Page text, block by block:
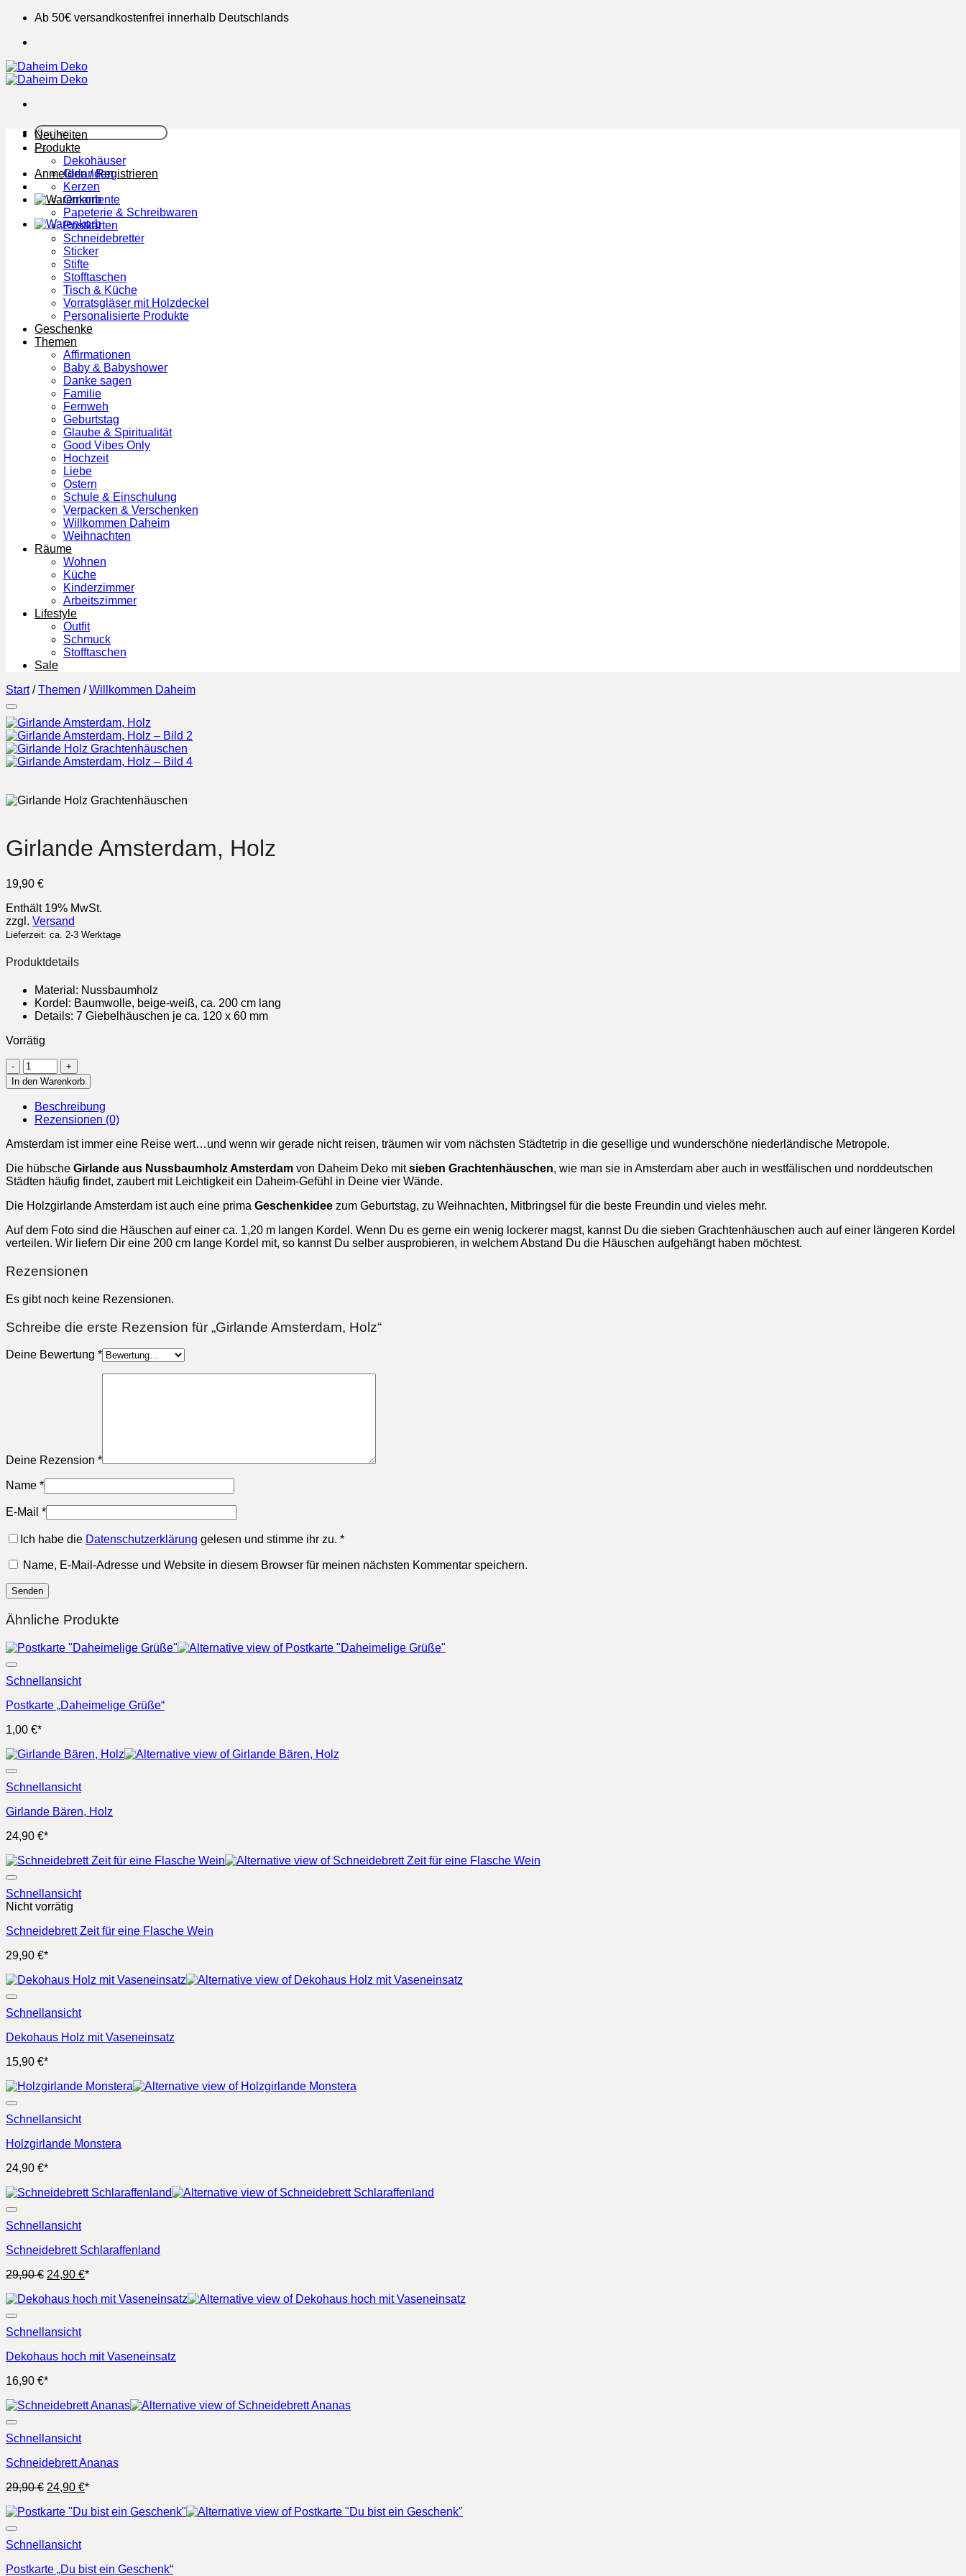
Zum
springen
Ab 50€ versandkostenfrei innerhalb Deutschlands
Suchen
nach:
Anmelden / Registrieren
Neuheiten
Produkte
Dekohäuser
Girlanden
Kerzen
Ornamente
Papeterie & Schreibwaren
Postkarten
Schneidebretter
Sticker
Stifte
Stofftaschen
Tisch & Küche
Vorratsgläser mit Holzdeckel
Personalisierte Produkte
Geschenke
Themen
Affirmationen
Baby & Babyshower
Danke sagen
Familie
Fernweh
Geburtstag
Glaube & Spiritualität
Good Vibes Only
Hochzeit
Liebe
Ostern
Schule & Einschulung
Verpacken & Verschenken
Willkommen Daheim
Weihnachten
Räume
Wohnen
Küche
Kinderzimmer
Arbeitszimmer
Lifestyle
Outfit
Schmuck
Stofftaschen
Sale
Start / Themen / Willkommen Daheim
Girlande Amsterdam, Holz
19,90 €
Enthält 19% MwSt.
zzgl. Versand
Lieferzeit: ca. 2-3 Werktage
Produktdetails
Material: Nussbaumholz
Kordel: Baumwolle, beige-weiß, ca. 200 cm lang
Details: 7 Giebelhäuschen je ca. 120 x 60 mm
Vorrätig
Girlande
Amsterdam,
Holz
Menge
In den Warenkorb
Beschreibung
Rezensionen (0)
Amsterdam ist immer eine Reise wert…und wenn wir gerade nicht reisen, träumen wir vom nächsten Städtetrip in die gesellige und wunderschöne niederländische Metropole.
Die hübsche Girlande aus Nussbaumholz Amsterdam von Daheim Deko mitsieben Grachtenhäuschen, wie man sie in Amsterdam aber auch in westfälischen und norddeutschen
Städten häufig findet, zaubert mit Leichtigkeit ein Daheim-Gefühl in Deine vier Wände.
Die Holzgirlande Amsterdam ist auch eine prima Geschenkidee zum Geburtstag, zu Weihnachten, Mitbringsel für die beste Freundin und vieles mehr.
Auf dem Foto sind die Häuschen auf einer ca. 1,20 m langen Kordel. Wenn Du es gerne ein wenig lockerer magst, kannst Du die sieben Grachtenhäuschen auch auf einer längeren Kordel
verteilen. Wir liefern Dir eine 200 cm lange Kordel mit, so kannst Du selber ausprobieren, in welchem Abstand Du die Häuschen aufgehängt haben möchtest.
Rezensionen
Es gibt noch keine Rezensionen.
Schreibe die erste Rezension für „Girlande Amsterdam, Holz“
Deine Bewertung *
Deine Rezension *
Name *
E-Mail *
Ich habe die Datenschutzerklärung gelesen und stimme ihr zu. *
Name, E-Mail-Adresse und Website in diesem Browser für meinen nächsten Kommentar speichern.
Ähnliche Produkte
Schnellansicht
Postkarte „Daheimelige Grüße“
1,00 €*
Schnellansicht
Girlande Bären, Holz
24,90 €*
Schnellansicht
Nicht vorrätig
Schneidebrett Zeit für eine Flasche Wein
29,90 €*
Schnellansicht
Dekohaus Holz mit Vaseneinsatz
15,90 €*
Schnellansicht
Holzgirlande Monstera
24,90 €*
Schnellansicht
Schneidebrett Schlaraffenland
29,90€ Ursprünglicher
war:
24,90 €Aktueller
ist:
*
Schnellansicht
Dekohaus hoch mit Vaseneinsatz
16,90 €*
Schnellansicht
Schneidebrett Ananas
29,90€ Ursprünglicher
war:
24,90 €Aktueller
ist:
*
Schnellansicht
Postkarte „Du bist ein Geschenk“